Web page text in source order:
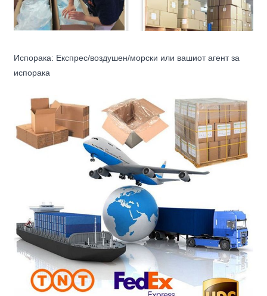
Испорака: Експрес/воздушен/морски или вашиот агент за
испорака